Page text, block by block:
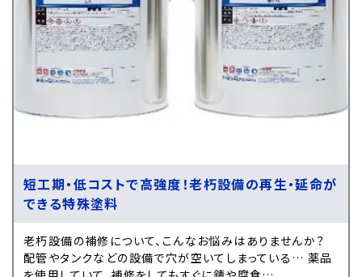
短工期・低コストで高強度！老朽設備の再生・延命が
できる特殊塗料
老朽設備の補修について、こんなお悩みはありませんか？
配管やタンクなどの設備で穴が空いてしまっている… 薬品